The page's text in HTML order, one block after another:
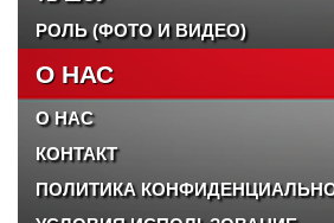
РОЛЬ (ФОТО И ВИДЕО)
О НАС
О НАС
КОНТАКТ
ПОЛИТИКА